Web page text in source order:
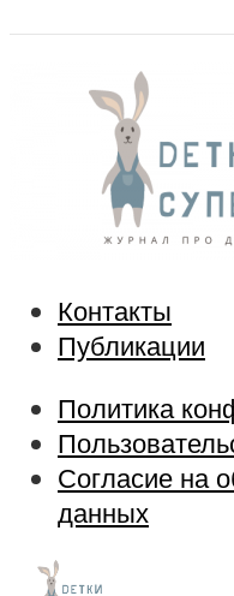
Контакты
Публикации
Политика
Согласие на
данных